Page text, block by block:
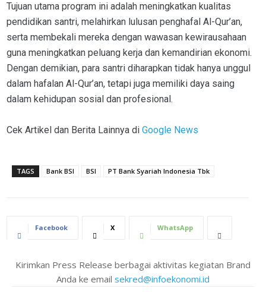
Tujuan utama program ini adalah meningkatkan kualitas
pendidikan santri, melahirkan lulusan penghafal Al-Qur’an,
serta membekali mereka dengan wawasan kewirausahaan
guna meningkatkan peluang kerja dan kemandirian ekonomi.
Dengan demikian, para santri diharapkan tidak hanya unggul
dalam hafalan Al-Qur’an, tetapi juga memiliki daya saing
dalam kehidupan sosial dan profesional.
Cek Artikel dan Berita Lainnya di Google News
TAGS Bank BSI BSI PT Bank Syariah Indonesia Tbk
Facebook X WhatsApp
Kirimkan Press Release berbagai aktivitas kegiatan Brand
Anda ke email sekred@infoekonomi.id